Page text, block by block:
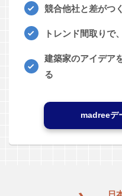
競合他社と差がつ
トレンド間取りで
建築家のアイデア
る
madreeデ